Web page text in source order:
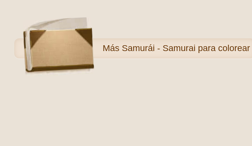
Más Samurái - Samurai para colorear